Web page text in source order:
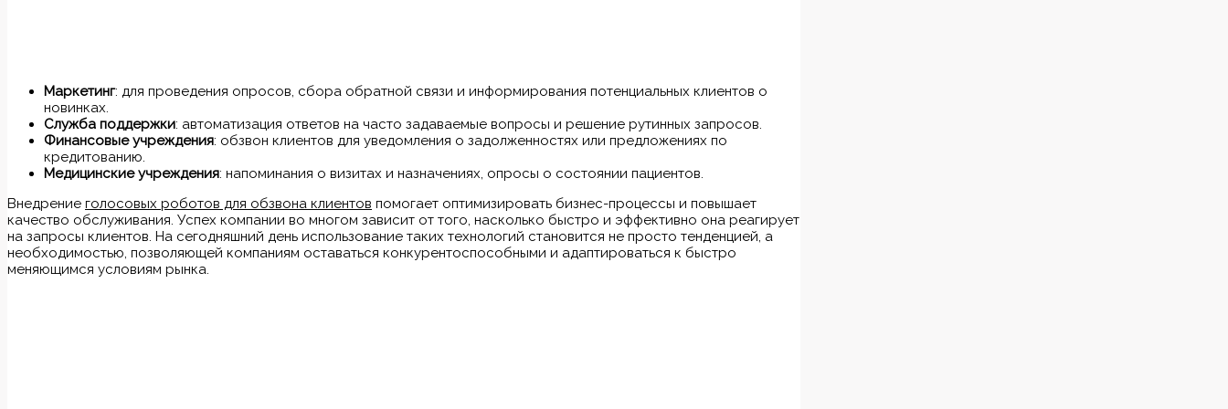
Маркетинг: для проведения опросов, сбора обратной связи и информирования потенциальных клиентов о
новинках.
Служба поддержки: автоматизация ответов на часто задаваемые вопросы и решение рутинных запросов.
Финансовые учреждения: обзвон клиентов для уведомления о задолженностях или предложениях по
кредитованию.
Медицинские учреждения: напоминания о визитах и назначениях, опросы о состоянии пациентов.
Внедрение голосовых роботов для обзвона клиентов помогает оптимизировать бизнес-процессы и повышает
качество обслуживания. Успех компании во многом зависит от того, насколько быстро и эффективно она реагирует
на запросы клиентов. На сегодняшний день использование таких технологий становится не просто тенденцией, а
необходимостью, позволяющей компаниям оставаться конкурентоспособными и адаптироваться к быстро
меняющимся условиям рынка.